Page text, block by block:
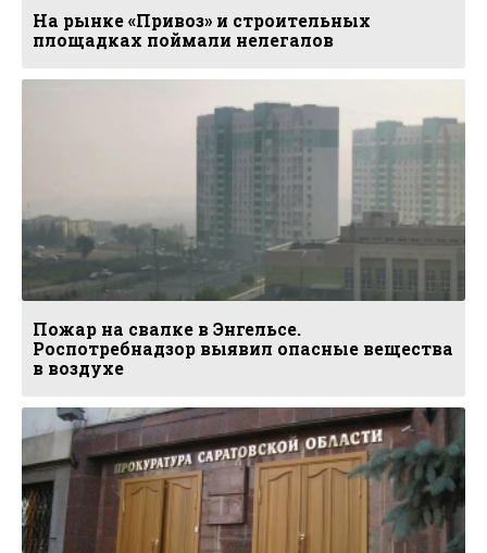
На рынке «Привоз» и строительных
площадках поймали нелегалов
Пожар на свалке в Энгельсе.
Роспотребнадзор выявил опасные вещества
в воздухе